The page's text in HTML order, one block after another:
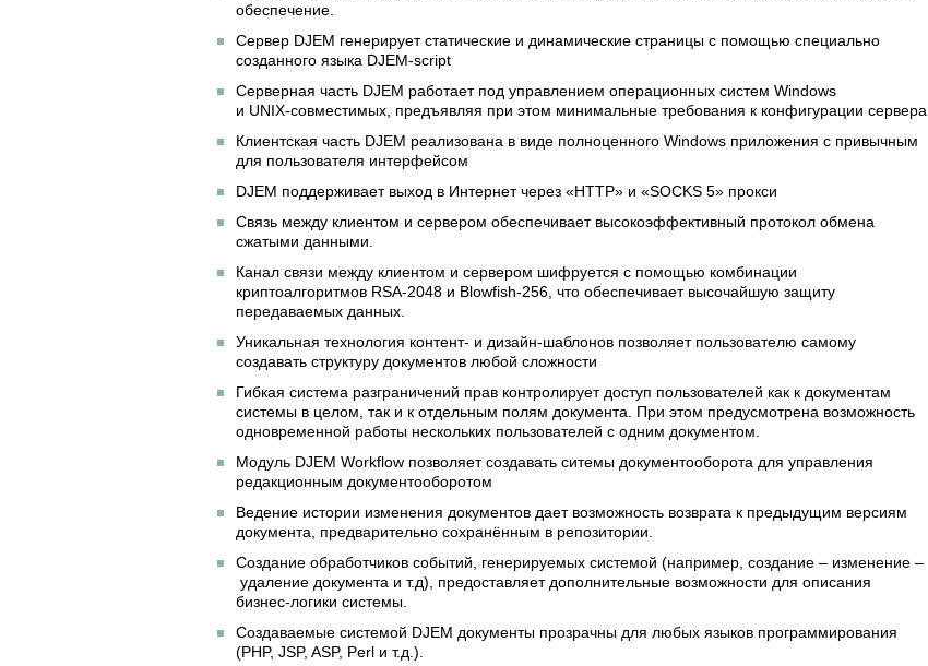
обеспечение.
Сервер DJEM генерирует статические и динамические страницы с помощью специально
созданного языка DJEM-script
Серверная часть DJEM работает под управлением операционных систем Windows
и UNIX-совместимых, предъявляя при этом минимальные требования к конфигурации сервера
Клиентская часть DJEM реализована в виде полноценного Windows приложения с привычным
для пользователя интерфейсом
DJEM поддерживает выход в Интернет через «HTTP» и «SOCKS 5» прокси
Связь между клиентом и сервером обеспечивает высокоэффективный протокол обмена
сжатыми данными.
Канал связи между клиентом и сервером шифруется с помощью комбинации
криптоалгоритмов RSA-2048 и Blowfish-256, что обеспечивает высочайшую защиту
передаваемых данных.
Уникальная технология контент- и дизайн-шаблонов позволяет пользователю самому
создавать структуру документов любой сложности
Гибкая система разграничений прав контролирует доступ пользователей как к документам
системы в целом, так и к отдельным полям документа. При этом предусмотрена возможность
одновременной работы нескольких пользователей с одним документом.
Модуль DJEM Workflow позволяет создавать ситемы документооборота для управления
редакционным документооборотом
Ведение истории изменения документов дает возможность возврата к предыдущим версиям
документа, предварительно сохранённым в репозитории.
Создание обработчиков событий, генерируемых системой (например, создание – изменение –
удаление документа и т.д), предоставляет дополнительные возможности для описания
бизнес-логики системы.
Создаваемые системой DJEM документы прозрачны для любых языков программирования
(PHP, JSP, ASP, Perl и т.д.).